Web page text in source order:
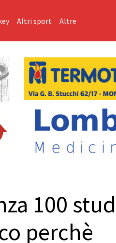
Altri sport Altre
100
perchè